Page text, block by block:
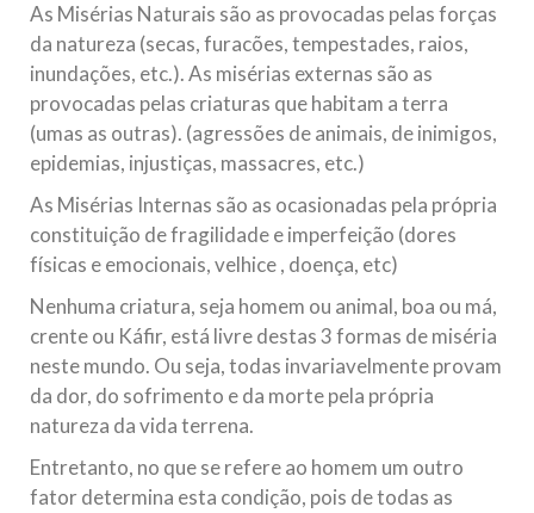
As Misérias Naturais são as provocadas pelas forças
da natureza (secas, furacões, tempestades, raios,
inundações, etc.). As misérias externas são as
provocadas pelas criaturas que habitam a terra
(umas as outras). (agressões de animais, de inimigos,
epidemias, injustiças, massacres, etc.)
As Misérias Internas são as ocasionadas pela própria
constituição de fragilidade e imperfeição (dores
físicas e emocionais, velhice , doença, etc)
Nenhuma criatura, seja homem ou animal, boa ou má,
crente ou Káfir, está livre destas 3 formas de miséria
neste mundo. Ou seja, todas invariavelmente provam
da dor, do sofrimento e da morte pela própria
natureza da vida terrena.
Entretanto, no que se refere ao homem um outro
fator determina esta condição, pois de todas as